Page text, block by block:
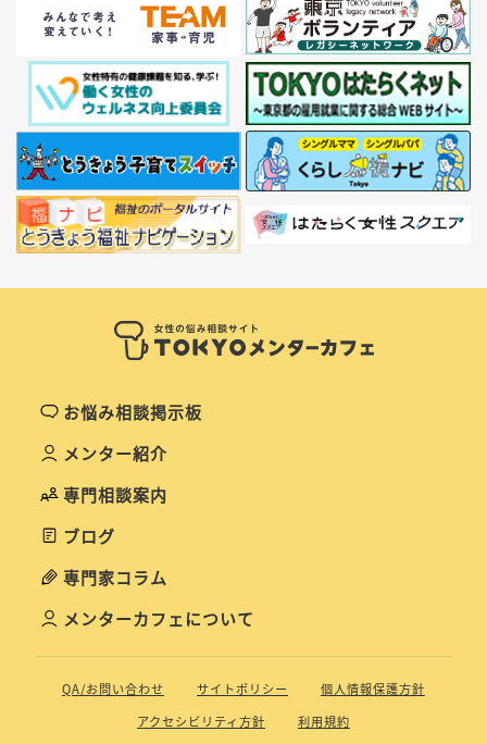
お悩み相談掲示板
メンター紹介
専門相談案内
ブログ
専門家コラム
メンターカフェについて
QA/お問い合わせ サイトポリシー
個人情報保護方針
アクセシビリティ方針
利用規約